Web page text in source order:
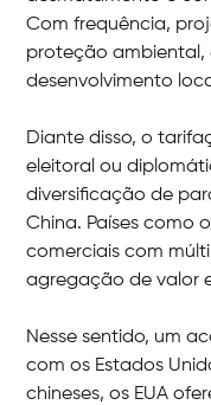
Com frequência,
proteção ambiental,
desenvolvimento
Diante disso, o
eleitoral ou
diversificação de
China. Países como
comerciais com
agregação de valor
Nesse sentido, um
com os Estados
chineses, os EUA